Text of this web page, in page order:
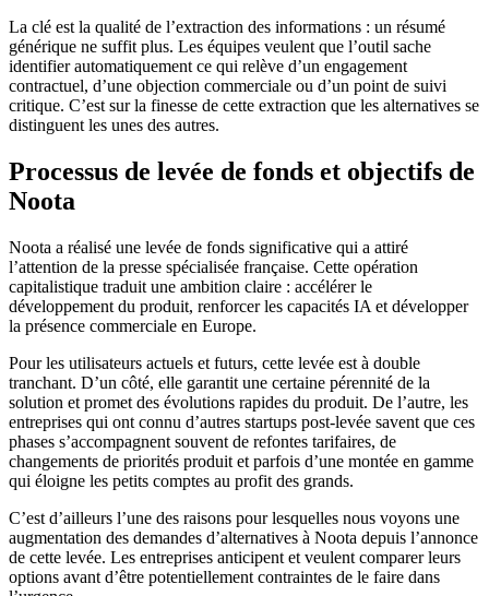
La clé est la qualité de l’extraction des informations : un résumé
générique ne suffit plus. Les équipes veulent que l’outil sache
identifier automatiquement ce qui relève d’un engagement
contractuel, d’une objection commerciale ou d’un point de suivi
critique. C’est sur la finesse de cette extraction que les alternatives se
distinguent les unes des autres.
Processus de levée de fonds et objectifs de
Noota
Noota a réalisé une levée de fonds significative qui a attiré
l’attention de la presse spécialisée française. Cette opération
capitalistique traduit une ambition claire : accélérer le
développement du produit, renforcer les capacités IA et développer
la présence commerciale en Europe.
Pour les utilisateurs actuels et futurs, cette levée est à double
tranchant. D’un côté, elle garantit une certaine pérennité de la
solution et promet des évolutions rapides du produit. De l’autre, les
entreprises qui ont connu d’autres startups post-levée savent que ces
phases s’accompagnent souvent de refontes tarifaires, de
changements de priorités produit et parfois d’une montée en gamme
qui éloigne les petits comptes au profit des grands.
C’est d’ailleurs l’une des raisons pour lesquelles nous voyons une
augmentation des demandes d’alternatives à Noota depuis l’annonce
de cette levée. Les entreprises anticipent et veulent comparer leurs
options avant d’être potentiellement contraintes de le faire dans